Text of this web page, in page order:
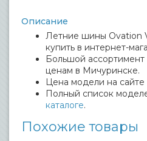
Описание
Летние шины Ovation
купить в интернет-
Большой
ценам в Мичуринске.
Цена модели на
Полный список
каталоге.
Похожие товары